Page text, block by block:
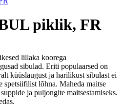
piklik, FR
lillaka koorega
sibulad. Eriti populaarsed on
küüslaugust ja harilikust sibulast ei
spetsiifilist lõhna. Maheda maitse
ja puljongite maitsestamiseks.